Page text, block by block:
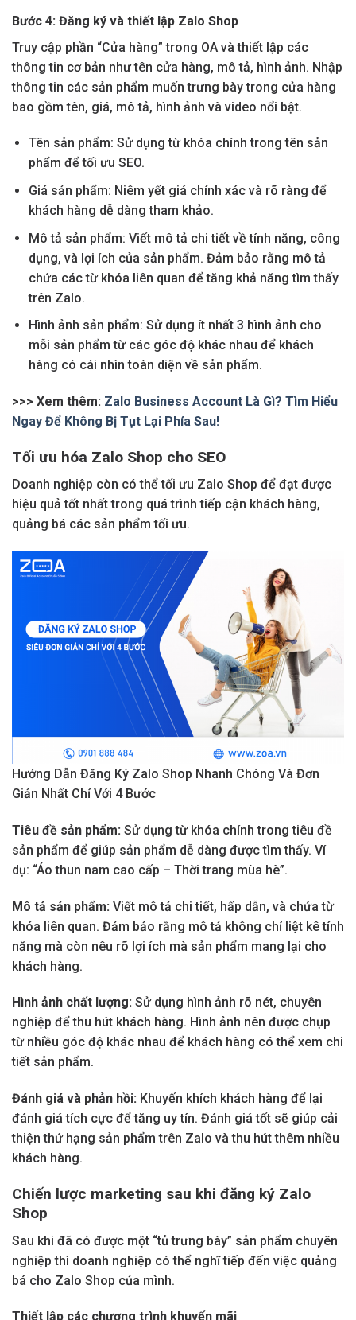
Bước 4: Đăng ký và thiết lập Zalo Shop
Truy cập phần “Cửa hàng” trong OA và thiết lập các
thông tin cơ bản như tên cửa hàng, mô tả, hình ảnh. Nhập
thông tin các sản phẩm muốn trưng bày trong cửa hàng
bao gồm tên, giá, mô tả, hình ảnh và video nổi bật.
Tên sản phẩm: Sử dụng từ khóa chính trong tên sản
phẩm để tối ưu SEO.
Giá sản phẩm: Niêm yết giá chính xác và rõ ràng để
khách hàng dễ dàng tham khảo.
Mô tả sản phẩm: Viết mô tả chi tiết về tính năng, công
dụng, và lợi ích của sản phẩm. Đảm bảo rằng mô tả
chứa các từ khóa liên quan để tăng khả năng tìm thấy
trên Zalo.
Hình ảnh sản phẩm: Sử dụng ít nhất 3 hình ảnh cho
mỗi sản phẩm từ các góc độ khác nhau để khách
hàng có cái nhìn toàn diện về sản phẩm.
>>> Xem thêm: Zalo Business Account Là Gì? Tìm Hiểu
Ngay Để Không Bị Tụt Lại Phía Sau!
Tối ưu hóa Zalo Shop cho SEO
Doanh nghiệp còn có thể tối ưu Zalo Shop để đạt được
hiệu quả tốt nhất trong quá trình tiếp cận khách hàng,
quảng bá các sản phẩm tối ưu.
Hướng Dẫn Đăng Ký Zalo Shop Nhanh Chóng Và Đơn
Giản Nhất Chỉ Với 4 Bước
Tiêu đề sản phẩm: Sử dụng từ khóa chính trong tiêu đề
sản phẩm để giúp sản phẩm dễ dàng được tìm thấy. Ví
dụ: “Áo thun nam cao cấp – Thời trang mùa hè”.
Mô tả sản phẩm: Viết mô tả chi tiết, hấp dẫn, và chứa từ
khóa liên quan. Đảm bảo rằng mô tả không chỉ liệt kê tính
năng mà còn nêu rõ lợi ích mà sản phẩm mang lại cho
khách hàng.
Hình ảnh chất lượng: Sử dụng hình ảnh rõ nét, chuyên
nghiệp để thu hút khách hàng. Hình ảnh nên được chụp
từ nhiều góc độ khác nhau để khách hàng có thể xem chi
tiết sản phẩm.
Đánh giá và phản hồi: Khuyến khích khách hàng để lại
đánh giá tích cực để tăng uy tín. Đánh giá tốt sẽ giúp cải
thiện thứ hạng sản phẩm trên Zalo và thu hút thêm nhiều
khách hàng.
Chiến lược marketing sau khi đăng ký Zalo
Shop
Sau khi đã có được một “tủ trưng bày” sản phẩm chuyên
nghiệp thì doanh nghiệp có thể nghĩ tiếp đến việc quảng
bá cho Zalo Shop của mình.
Thiết lập các chương trình khuyến mãi